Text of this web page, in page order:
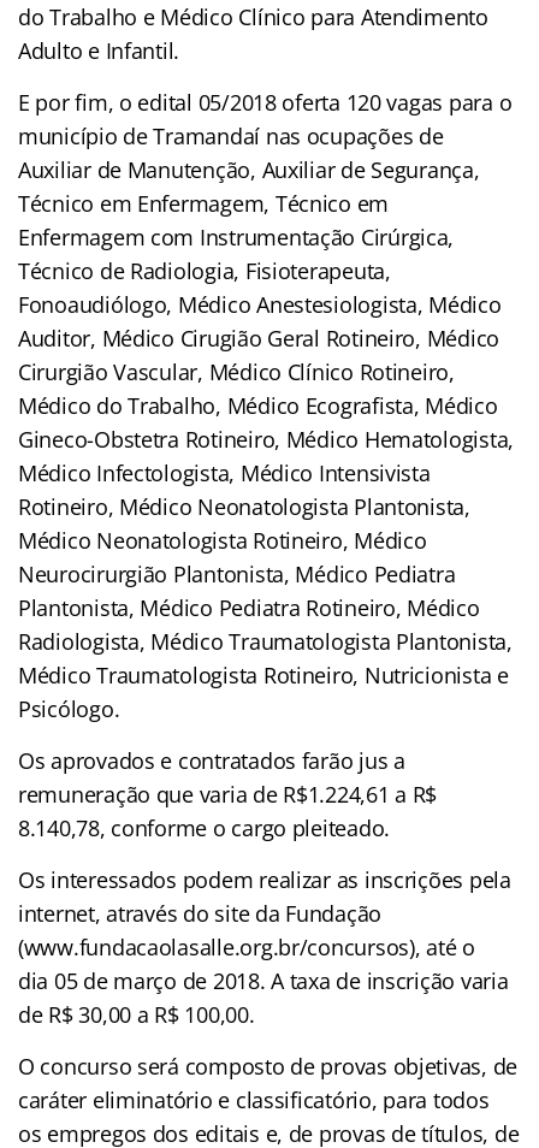
do Trabalho e Médico Clínico para Atendimento
Adulto e Infantil.
E por fim, o edital 05/2018 oferta 120 vagas para o
município de Tramandaí nas ocupações de
Auxiliar de Manutenção, Auxiliar de Segurança,
Técnico em Enfermagem, Técnico em
Enfermagem com Instrumentação Cirúrgica,
Técnico de Radiologia, Fisioterapeuta,
Fonoaudiólogo, Médico Anestesiologista, Médico
Auditor, Médico Cirugião Geral Rotineiro, Médico
Cirurgião Vascular, Médico Clínico Rotineiro,
Médico do Trabalho, Médico Ecografista, Médico
Gineco-Obstetra Rotineiro, Médico Hematologista,
Médico Infectologista, Médico Intensivista
Rotineiro, Médico Neonatologista Plantonista,
Médico Neonatologista Rotineiro, Médico
Neurocirurgião Plantonista, Médico Pediatra
Plantonista, Médico Pediatra Rotineiro, Médico
Radiologista, Médico Traumatologista Plantonista,
Médico Traumatologista Rotineiro, Nutricionista e
Psicólogo.
Os aprovados e contratados farão jus a
remuneração que varia de R$1.224,61 a R$
8.140,78, conforme o cargo pleiteado.
Os interessados podem realizar as inscrições pela
internet, através do site da Fundação
(www.fundacaolasalle.org.br/concursos), até o
dia 05 de março de 2018. A taxa de inscrição varia
de R$ 30,00 a R$ 100,00.
O concurso será composto de provas objetivas, de
caráter eliminatório e classificatório, para todos
os empregos dos editais e, de provas de títulos, de